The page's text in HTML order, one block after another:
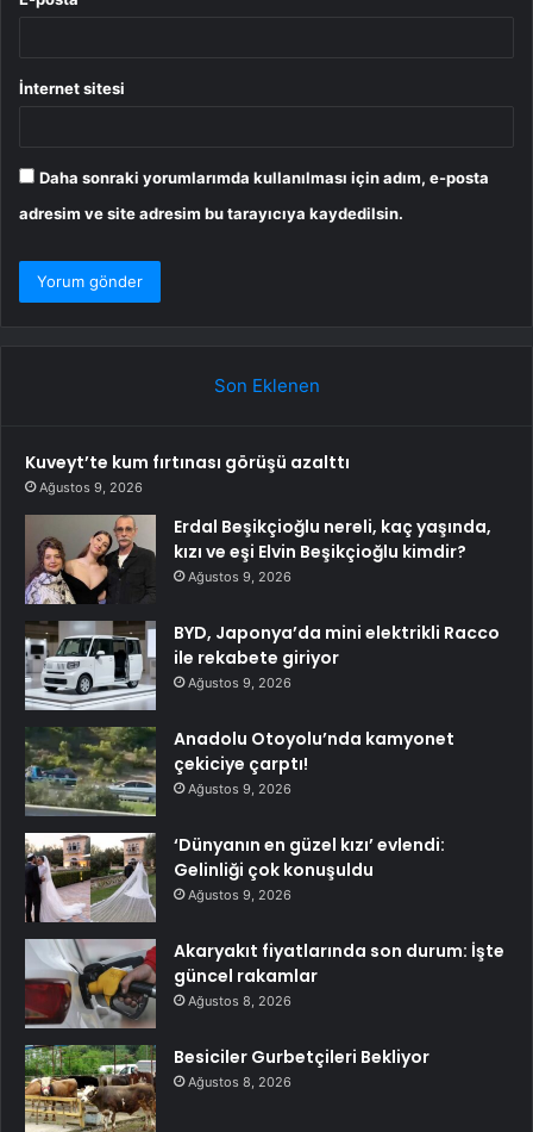
İnternet sitesi
Daha sonraki yorumlarımda kullanılması için adım, e-posta
adresim ve site adresim bu tarayıcıya kaydedilsin.
Son Eklenen
Kuveyt’te kum fırtınası görüşü azalttı
Ağustos 9, 2026
Erdal Beşikçioğlu nereli, kaç yaşında,
kızı ve eşi Elvin Beşikçioğlu kimdir?
Ağustos 9, 2026
BYD, Japonya’da mini elektrikli Racco
ile rekabete giriyor
Ağustos 9, 2026
Anadolu Otoyolu’nda kamyonet
çekiciye çarptı!
Ağustos 9, 2026
‘Dünyanın en güzel kızı’ evlendi:
Gelinliği çok konuşuldu
Ağustos 9, 2026
Akaryakıt fiyatlarında son durum: İşte
güncel rakamlar
Ağustos 8, 2026
Besiciler Gurbetçileri Bekliyor
Ağustos 8, 2026